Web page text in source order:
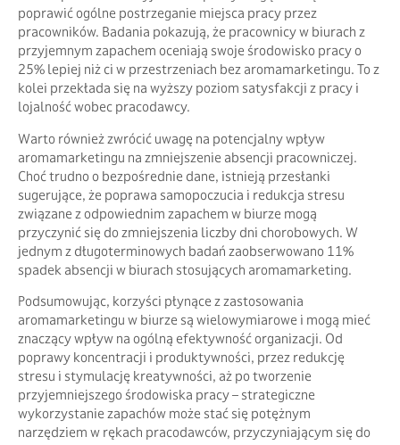
poprawić ogólne postrzeganie miejsca pracy przez
pracowników. Badania pokazują, że pracownicy w biurach z
przyjemnym zapachem oceniają swoje środowisko pracy o
25% lepiej niż ci w przestrzeniach bez aromamarketingu. To z
kolei przekłada się na wyższy poziom satysfakcji z pracy i
lojalność wobec pracodawcy.
Warto również zwrócić uwagę na potencjalny wpływ
aromamarketingu na zmniejszenie absencji pracowniczej.
Choć trudno o bezpośrednie dane, istnieją przesłanki
sugerujące, że poprawa samopoczucia i redukcja stresu
związane z odpowiednim zapachem w biurze mogą
przyczynić się do zmniejszenia liczby dni chorobowych. W
jednym z długoterminowych badań zaobserwowano 11%
spadek absencji w biurach stosujących aromamarketing.
Podsumowując, korzyści płynące z zastosowania
aromamarketingu w biurze są wielowymiarowe i mogą mieć
znaczący wpływ na ogólną efektywność organizacji. Od
poprawy koncentracji i produktywności, przez redukcję
stresu i stymulację kreatywności, aż po tworzenie
przyjemniejszego środowiska pracy – strategiczne
wykorzystanie zapachów może stać się potężnym
narzędziem w rękach pracodawców, przyczyniającym się do